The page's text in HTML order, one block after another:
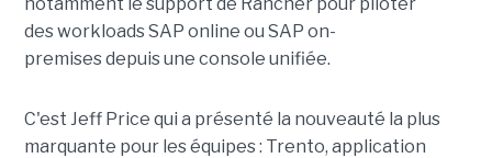
des workloads SAP online ou SAP on-
premises depuis une console unifiée.
C'est Jeff Price qui a présenté la nouveauté la plus
marquante pour les équipes : Trento, application